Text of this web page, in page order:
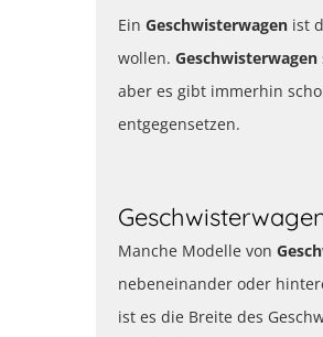
Ein Geschwisterwagen ist
wollen. Geschwisterwagen
aber es gibt immerhin
entgegensetzen.
Manche Modelle von
nebeneinander oder
ist es die Breite des